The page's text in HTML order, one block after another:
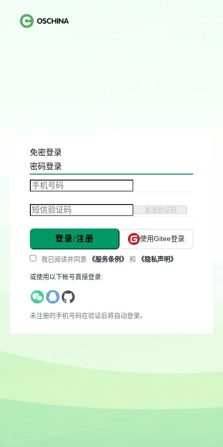
免密登录
密码登录
发送验证码
登录/注册 使用Gitee登录
我已阅读并同意 《服务条例》 和 《隐私声明》
或使用以下帐号直接登录:
未注册的手机号码在验证后将自动登录。